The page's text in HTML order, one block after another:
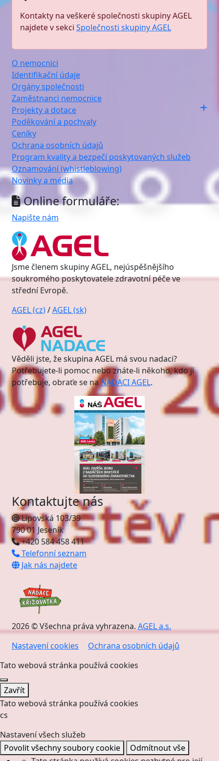
Kontakty na veškeré společnosti skupiny AGEL
najdete v sekci Společnosti skupiny AGEL
O nemocnici
Identifikační údaje
Orgány společnosti
Zaměstnanci nemocnice
Projekty a dotace
Poděkování a pochvaly
Ceníky
Ochrana osobních údajů
Program kvality a bezpečí poskytovaných služeb
Oznamování (whistleblowing)
Novinky a média
Online formuláře:
Napište nám
Jsme členem skupiny AGEL, nejúspěšnějšího
soukromého poskytovatele zdravotní péče ve
střední Evropě.
AGEL (cz)/AGEL (sk)
Věděli jste, že skupina AGEL má svou nadaci?
Potřebujete-li pomoc nebo znáte-li někoho, kdo ji
potřebuje, obraťe se naNADACI AGEL.
Kontaktujte nás
Lipovská 103/39
790 01 Jeseník
+420 584 458 411
Telefonní seznam
Jak nás najdete
2026 © Všechna práva vyhrazena. AGEL a.s.
Nastavení cookies
Ochrana osobních údajů
Tato webová stránka používá cookies
Zavřít
Tato webová stránka používá cookies
cs
Nastavení všech služeb
Povolit všechny soubory cookie
Odmítnout vše